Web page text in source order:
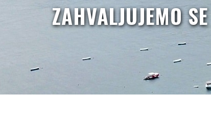
ZAHVALJUJEMO